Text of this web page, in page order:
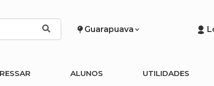
Guarapuava
ALUNOS UTILIDADES